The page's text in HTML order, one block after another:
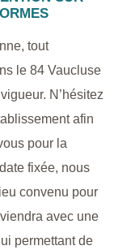
tout
le 84 Vaucluse
N’hésitez
afin
pour la
fixée, nous
convenu pour
avec une
permettant de